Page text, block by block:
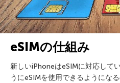
eSIMの仕組み
新しいiPhoneはeSIMに対応して
うにeSIMを使用できるようにな